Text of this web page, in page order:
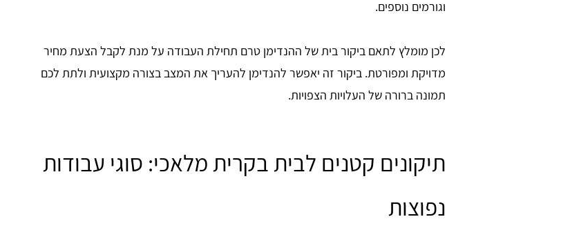
וגורמים נוספים.
לכן מומלץ לתאם ביקור בית של ההנדימן טרם תחילת העבודה על מנת לקבל הצעת מחיר
מדויקת ומפורטת. ביקור זה יאפשר להנדימן להעריך את המצב בצורה מקצועית ולתת לכם
תמונה ברורה של העלויות הצפויות.
תיקונים קטנים לבית בקרית מלאכי: סוגי עבודות
נפוצות